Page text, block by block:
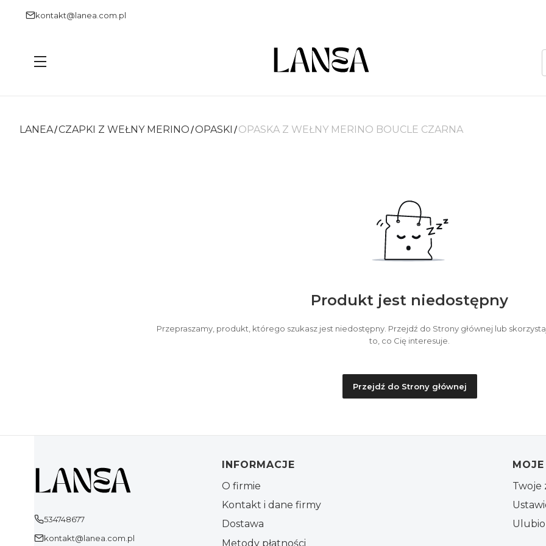
kontakt@lanea.com.pl
Menu
LANEA CZAPKI Z WEŁNY MERINO OPASKI OPASKA Z WEŁNY MERINO BOUCLE CZARNA
Produkt jest niedostępny
Przepraszamy, produkt, którego szukasz jest niedostępny. Przejdź do Strony głównej lub
to, co Cię interesuje.
Przejdź do Strony głównej
534748677
kontakt@lanea.com.pl
Linki w stopce
INFORMACJE
O firmie
Kontakt i dane firmy
Dostawa
Metody płatności
Twoje